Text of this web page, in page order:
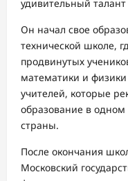
удивительный
Он начал свое
технической школе,
продвинутых
математики и
учителей, которые
образование в
страны.
После окончания
Московский